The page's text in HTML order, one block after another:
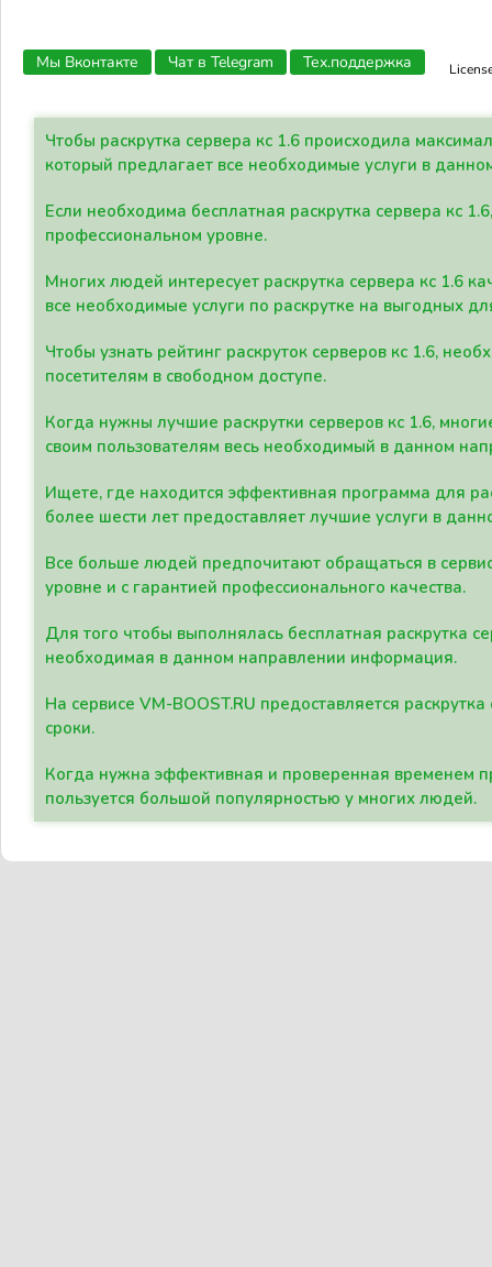
Мы Вконтакте Чат в Telegram Тех.поддержка
Чтобы раскрутка сервера кс 1.6 происходила
который предлагает все необходимые услуги в
Если необходима бесплатная раскрутка сервера кс
профессиональном уровне.
Многих людей интересует раскрутка сервера кс 1.6
все необходимые услуги по раскрутке на выгодных
Чтобы узнать рейтинг раскруток серверов кс 1.6,
посетителям в свободном доступе.
Когда нужны лучшие раскрутки серверов кс 1.6,
своим пользователям весь необходимый в данном
Ищете, где находится эффективная программа для
более шести лет предоставляет лучшие услуги в
Все больше людей предпочитают обращаться в
уровне и с гарантией профессионального качества.
Для того чтобы выполнялась бесплатная раскрутка
необходимая в данном направлении информация.
На сервисе VM-BOOST.RU предоставляется
сроки.
Когда нужна эффективная и проверенная временем
пользуется большой популярностью у многих людей.